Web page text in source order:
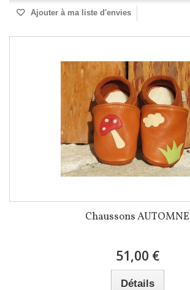
Ajouter à ma liste d'envies
Chaussons AUTOMNE
51,00 €
Détails